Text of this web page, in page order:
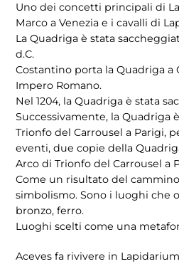
Uno dei concetti principali di
Marco a Venezia e i cavalli di
La Quadriga è stata
d.C.
Costantino porta la Quadriga a
Impero Romano.
Nel 1204, la Quadriga è stata
Successivamente, la Quadriga
Trionfo del Carrousel a Parigi,
eventi, due copie della
Arco di Trionfo del Carrousel a
Come un risultato del
simbolismo. Sono i luoghi che
bronzo, ferro.
Luoghi scelti come una
Aceves fa rivivere in